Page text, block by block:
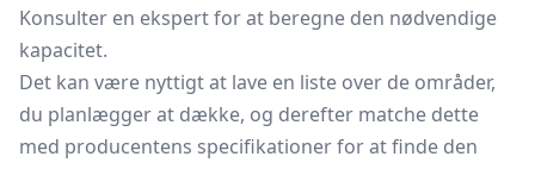
Konsulter en ekspert for at beregne den nødvendige
kapacitet.
Det kan være nyttigt at lave en liste over de områder,
du planlægger at dække, og derefter matche dette
med producentens specifikationer for at finde den